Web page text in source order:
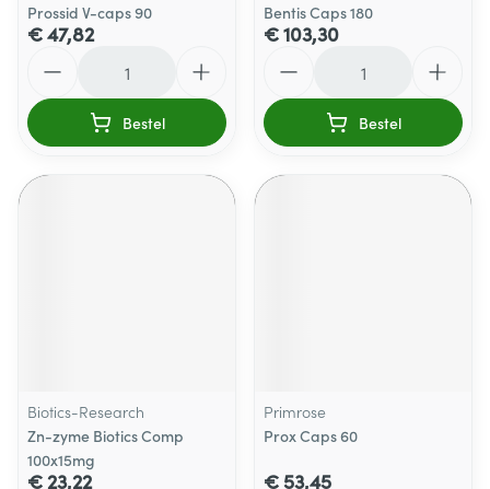
Prossid V-caps 90
€ 47,82
Bestel
Bentis Caps 180
€ 103,30
Bestel
Biotics-Research
Zn-zyme Biotics Comp
100x15mg
€ 23,22
Primrose
Prox Caps 60
€ 53,45